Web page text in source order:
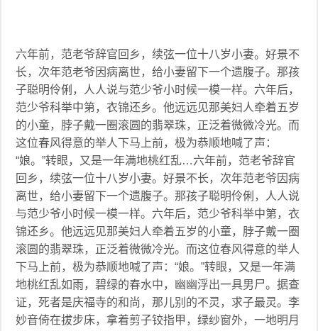
六年前，范老爷辞官回乡，续弦一位十八岁小妻。好景不
长，次年范老爷因病离世，给小妻留下一个遗腹子。那孩
子聪明伶俐，人人说与范少爷小时候一模一样。六年后，
范少爷科举中第，衣锦还乡。他远远见那美妇人牵着五岁
的小童，脖子戴一圈滚圆的翡翠珠，正泛着微微冷光。而
这位春风得意的举人下马上前，极为恭顺地喊了声：
“娘。”转眼，又是一年满地桃红乱…六年前，范老爷辞官
回乡，续弦一位十八岁小妻。好景不长，次年范老爷因病
离世，给小妻留下一个遗腹子。那孩子聪明伶俐，人人说
与范少爷小时候一模一样。六年后，范少爷科举中第，衣
锦还乡。他远远见那美妇人牵着五岁的小童，脖子戴一圈
滚圆的翡翠珠，正泛着微微冷光。而这位春风得意的举人
下马上前，极为恭顺地喊了声：“娘。”转眼，又是一年满
地桃红乱如雨，碧绿的春水中，幽幽浮出一具男尸。据查
证，死者是庆福寺的和尚，那儿别的不灵，求子最灵。李
妙音倚在拔步床，拿着剪子铰指甲，绿纱窗外，一地明月